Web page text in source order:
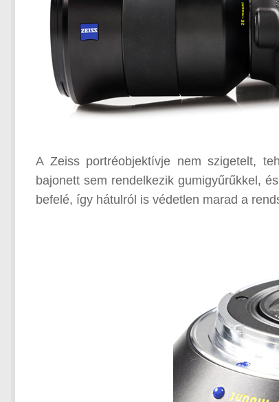
A Zeiss portréobjektívje nem szigetelt,
bajonett sem rendelkezik gumigyűrűkkel,
befelé, így hátulról is védetlen marad a